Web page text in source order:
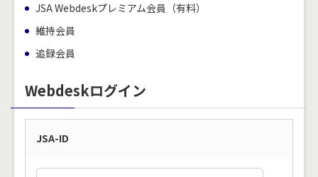
JSA Webdeskプレミアム会員（有料）
維持会員
追録会員
Webdeskログイン
JSA-ID